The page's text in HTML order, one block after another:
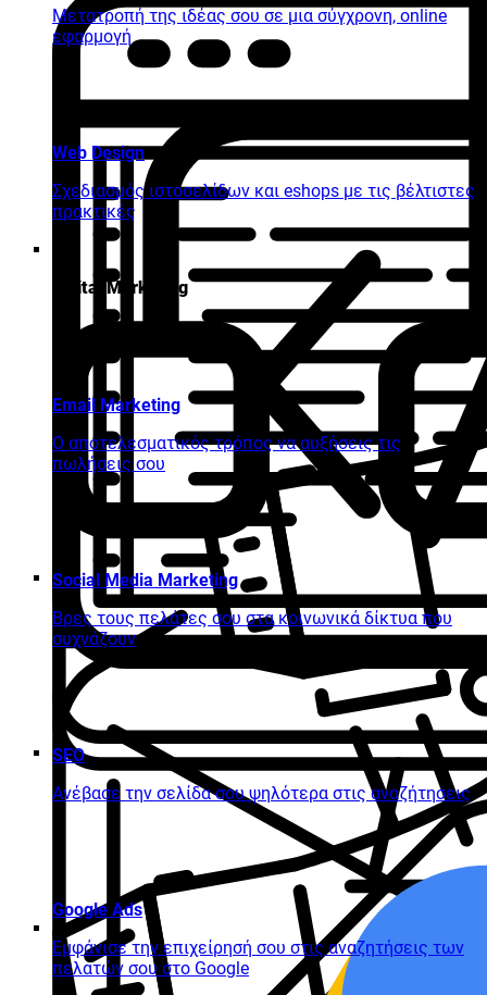
Μετατροπή της ιδέας σου σε μια σύγχρονη, online
εφαρμογή
Web Design
Σχεδιασμός ιστοσελίδων και eshops με τις βέλτιστες
πρακτικές
Digital Marketing
Email Marketing
Ο αποτελεσματικός τρόπος να αυξήσεις τις
πωλήσεις σου
Social Media Marketing
Βρες τους πελάτες σου στα κοινωνικά δίκτυα που
συχνάζουν
SEO
Ανέβασε την σελίδα σου ψηλότερα στις αναζήτησεις
Google Ads
Εμφάνισε την επιχείρησή σου στις αναζητήσεις των
πελατών σου στο Google